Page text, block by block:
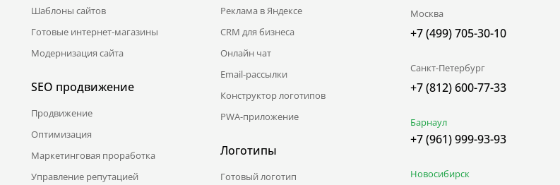
Шаблоны сайтов
Готовые интернет-магазины
Модернизация сайта
SEO продвижение
Продвижение
Оптимизация
Маркетинговая проработка
Управление репутацией
Реклама в Яндексе
CRM для бизнеса
Онлайн чат
Email-рассылки
Конструктор логотипов
PWA-приложение
Логотипы
Готовый логотип
Москва
+7 (499) 705-30-10
Санкт-Петербург
+7 (812) 600-77-33
Барнаул
+7 (961) 999-93-93
Новосибирск